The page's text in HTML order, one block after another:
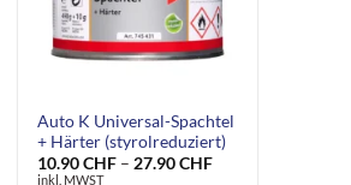
Auto K Universal-Spachtel
+ Härter (styrolreduziert)
10.90CHF –27.90CHFPreisspanne:
inkl. MWST